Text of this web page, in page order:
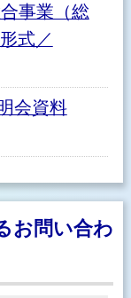
事業（総
式／
会資料
お問い合わ